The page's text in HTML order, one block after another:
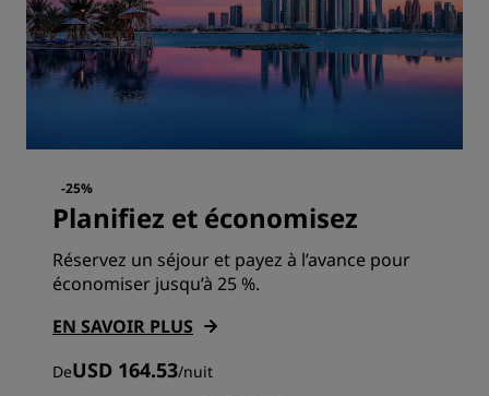
-25%
Planifiez et économisez
Réservez un séjour et payez à l’avance pour
économiser jusqu’à 25 %.
EN SAVOIR PLUS
DeUSD 164.53/nuit